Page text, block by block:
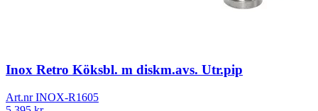
Inox Retro Köksbl. m diskm.avs. Utr.pip
Art.nrINOX-R1605